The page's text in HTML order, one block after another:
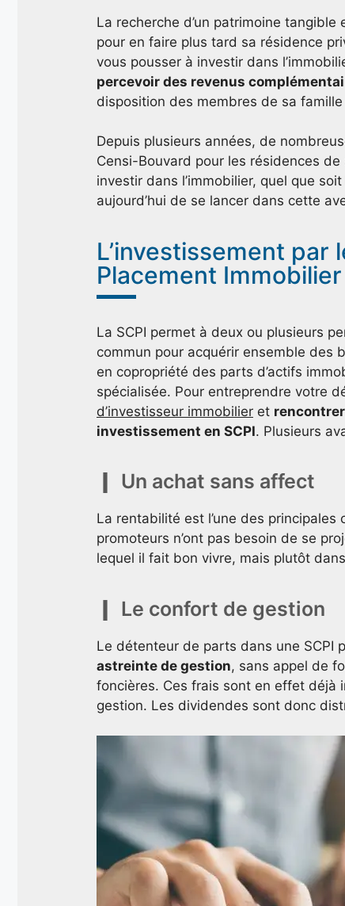
La recherche d’un patrimoine tangible
pour en faire plus tard sa résidence
vous pousser à investir dans
percevoir des revenus
disposition des membres de sa
Depuis plusieurs années, de
Censi-Bouvard pour les résidences
investir dans l’immobilier, quel que
aujourd’hui de se lancer dans cette
L’investissement par
Placement Immobilier
La SCPI permet à deux ou plusieurs
commun pour acquérir ensemble des
en copropriété des parts d’actifs
spécialisée. Pour entreprendre votre
d’investisseur immobilier et
investissement en SCPI. Plusieurs
Un achat sans affect
La rentabilité est l’une des principales
promoteurs n’ont pas besoin de se
lequel il fait bon vivre, mais plutôt
Le confort de gestion
Le détenteur de parts dans une SCPI
astreinte de gestion, sans appel de
foncières. Ces frais sont en effet déjà
gestion. Les dividendes sont donc